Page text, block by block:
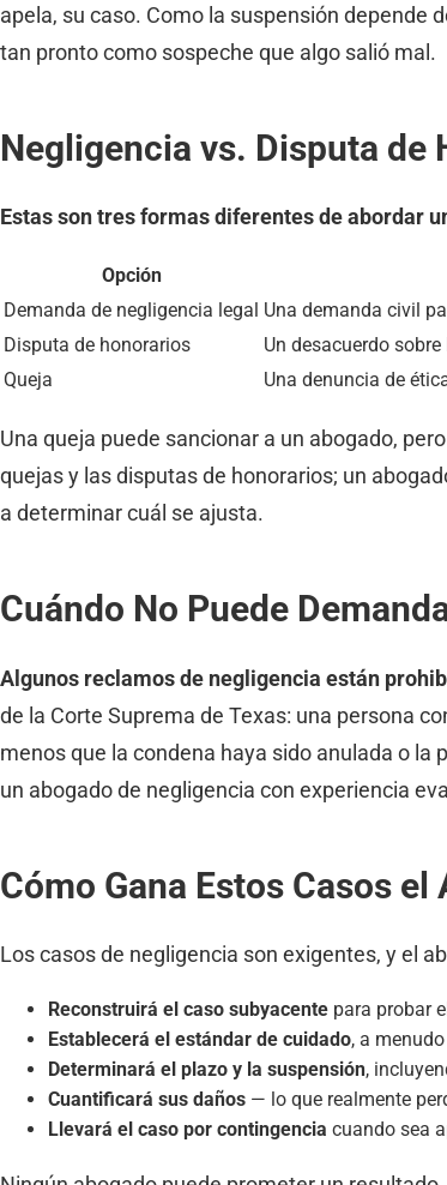
apela, su caso. Como la suspensión depende
tan pronto como sospeche que algo salió mal.
Negligencia vs. Disputa de
Estas son tres formas diferentes de abordar
Opción
Demanda de negligencia legal Una demanda civil
Disputa de honorarios
Un desacuerdo
Queja
Una denuncia de
Una queja puede sancionar a un abogado,
quejas y las disputas de honorarios; un
a determinar cuál se ajusta.
Cuándo No Puede
Algunos reclamos de negligencia están
de la Corte Suprema de Texas: una persona
menos que la condena haya sido anulada o
un abogado de negligencia con experiencia
Cómo Gana Estos Casos
Los casos de negligencia son exigentes, y el
Reconstruirá el caso subyacente para probar
Establecerá el estándar de cuidado, a
Determinará el plazo y la suspensión,
Cuantificará sus daños — lo que realmente
Llevará el caso por contingencia cuando sea